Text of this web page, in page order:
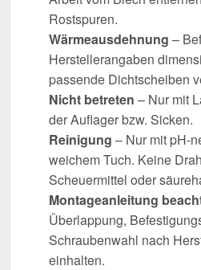
Rostspuren.
Wärmeausdehnung –
Herstellerangaben
passende Dichtscheiben
Nicht betreten – Nur mit
der Auflager bzw. Sicken.
Reinigung – Nur mit pH-
weichem Tuch. Keine
Scheuermittel oder
Montageanleitung
Überlappung,
Schraubenwahl nach
einhalten.